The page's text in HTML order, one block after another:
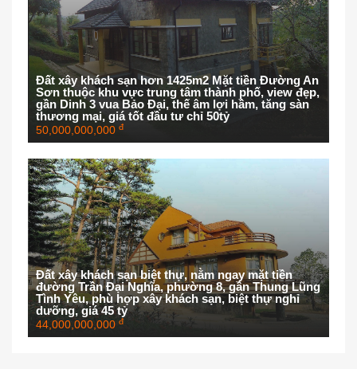
Đất xây khách sạn hơn 1425m2 Mặt tiền Đường An
Sơn thuộc khu vực trung tâm thành phố, view đẹp,
gần Dinh 3 vua Bảo Đại, thế âm lợi hầm, tăng sàn
thương mại, giá tốt đầu tư chỉ 50tỷ
50,000,000,000 đ
Đất xây khách sạn biệt thự, nằm ngay mặt tiền
đường Trần Đại Nghĩa, phường 8, gần Thung Lũng
Tình Yêu, phù hợp xây khách sạn, biệt thự nghỉ
dưỡng, giá 45 tỷ
44,000,000,000 đ